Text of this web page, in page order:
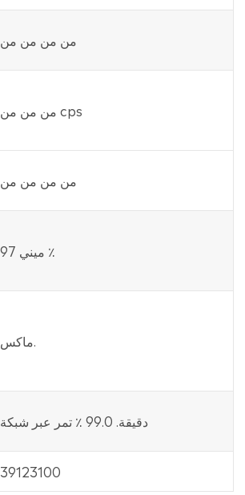
من من من من
من من من cps
من من من من
ميني 97 ٪
دقيقة. 99.0 ٪ تمر عبر شبكة
39123100